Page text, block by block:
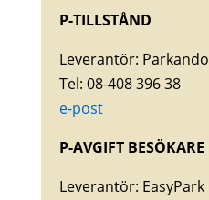
P-TILLSTÅND
Leverantör: Parkando
Tel: 08-408 396 38
e-post
P-AVGIFT BESÖKARE
Leverantör: EasyPark